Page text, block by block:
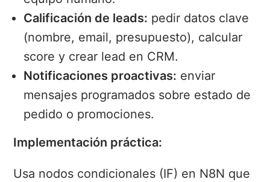
Calificación de leads: pedir datos clave
(nombre, email, presupuesto), calcular
score y crear lead en CRM.
Notificaciones proactivas: enviar
mensajes programados sobre estado de
pedido o promociones.
Implementación práctica:
Usa nodos condicionales (IF) en N8N que